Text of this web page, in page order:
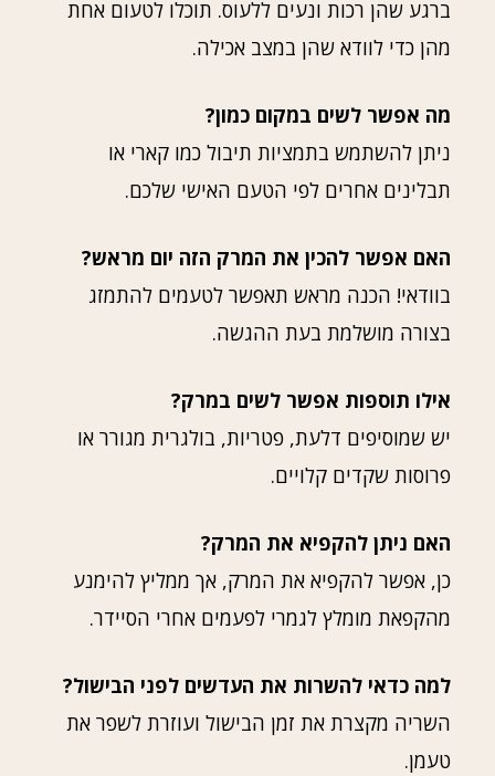
ברגע שהן רכות ונעים ללעוס. תוכלו לטעום אחת
מהן כדי לוודא שהן במצב אכילה.
מה אפשר לשים במקום כמון?
ניתן להשתמש בתמציות תיבול כמו קארי או
תבלינים אחרים לפי הטעם האישי שלכם.
האם אפשר להכין את המרק הזה יום מראש?
בוודאי! הכנה מראש תאפשר לטעמים להתמזג
בצורה מושלמת בעת ההגשה.
אילו תוספות אפשר לשים במרק?
יש שמוסיפים דלעת, פטריות, בולגרית מגורר או
פרוסות שקדים קלויים.
האם ניתן להקפיא את המרק?
כן, אפשר להקפיא את המרק, אך ממליץ להימנע
מהקפאת מומלץ לגמרי לפעמים אחרי הסיידר.
למה כדאי להשרות את העדשים לפני הבישול?
השריה מקצרת את זמן הבישול ועוזרת לשפר את
טעמן.